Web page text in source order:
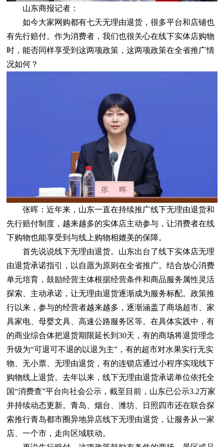
山东商报记者：
如今大家网购都有七天无理由退货，很多平台和店铺也
有先行赔付。作为消费者，我们也很关心在线下实体店购物
时，能否同样享受到这两项政策，这两项政策在全省推广情
况如何？
张晖：近年来，山东一直在持续推广线下无理由退货和
先行赔付制度，越来越多的实体店主动参与，让消费者在线
下购物也能享受到与线上购物相媲美的保障。
首先说说线下无理由退货。山东出台了线下实体店无理
由退货承诺指引，以自愿为原则在全省推广。结合放心消费
单元培育，鼓励经营主体根据经营条件和商品服务属性灵活
探索、主动承诺，让无理由退货逐渐成为服务标配。政策推
行以来，参与的经营者越来越多，逐渐涵盖了商场超市、家
具家电、母婴文具、高速公路服务区等。在具体实践中，有
的商业综合体把退货期限延长到30天，有的商场将退货理念
升级为“可退可不退的以退为主”，有的超市对水果实行无实
物、无小票、无理由退货，有的连锁店通过小程序实现线下
购物线上退货。去年以来，线下无理由退货承诺单位依托全
国“消费查”平台向社会公示，截至目前，山东已公示3.2万家
并持续动态更新。青岛、烟台、潍坊、日照四市还在联合探
索推行青岛都市圈异地异店线下无理由退货，让服务从一家
店、一个市，走向区域联动。